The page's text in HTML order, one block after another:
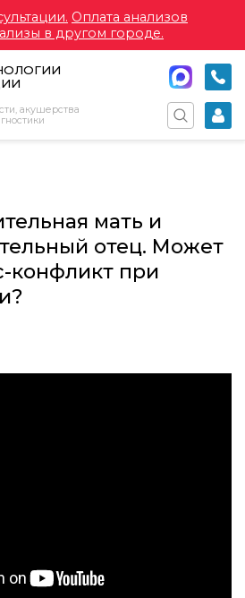
Оплата анализов
в другом городе.
акушерства
мать и
отец. Может
конфликт при